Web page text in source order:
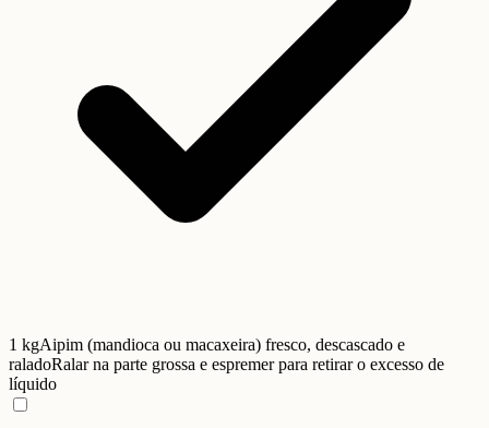
1 kgAipim (mandioca ou macaxeira) fresco, descascado e
raladoRalar na parte grossa e espremer para retirar o excesso de
líquido